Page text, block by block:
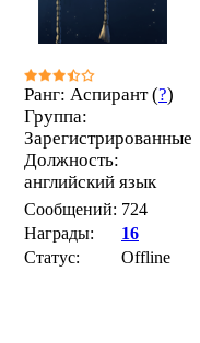
Ранг: Аспирант (?)
Группа:
Зарегистрированные
Должность:
английский язык
Сообщений: 724
Награды:
16
Статус:
Offline